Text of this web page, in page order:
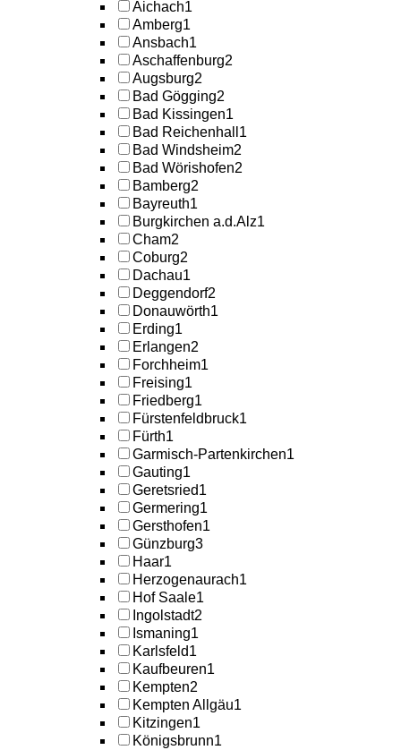
Aichach1
Amberg1
Ansbach1
Aschaffenburg2
Augsburg2
Bad Gögging2
Bad Kissingen1
Bad Reichenhall 1
Bad Windsheim2
Bad Wörishofen2
Bamberg2
Bayreuth1
Burgkirchen a.d.Alz1
Cham2
Coburg2
Dachau1
Deggendorf2
Donauwörth1
Erding1
Erlangen2
Forchheim1
Freising1
Friedberg1
Fürstenfeldbruck1
Fürth1
Garmisch-Partenkirchen1
Gauting1
Geretsried1
Germering1
Gersthofen1
Günzburg3
Haar1
Herzogenaurach1
Hof Saale1
Ingolstadt2
Ismaning1
Karlsfeld1
Kaufbeuren1
Kempten2
Kempten Allgäu1
Kitzingen1
Königsbrunn1